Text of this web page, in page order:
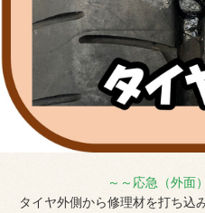
～～応急（外面
タイヤ外側から修理材を打ち込